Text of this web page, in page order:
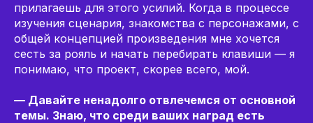
прилагаешь для этого усилий. Когда в процессе
изучения сценария, знакомства с персонажами, с
общей концепцией произведения мне хочется
сесть за рояль и начать перебирать клавиши — я
понимаю, что проект, скорее всего, мой.
— Давайте ненадолго отвлечемся от основной
темы. Знаю, что среди ваших наград есть